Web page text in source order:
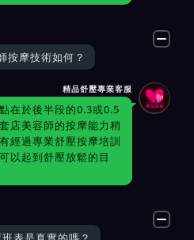
按摩技術如何？
精品舒壓專業客服
在於後半段的0.3或0.5
店美容師的按摩能力稍
經過專業舒壓按摩培訓
以起到舒壓放鬆的目